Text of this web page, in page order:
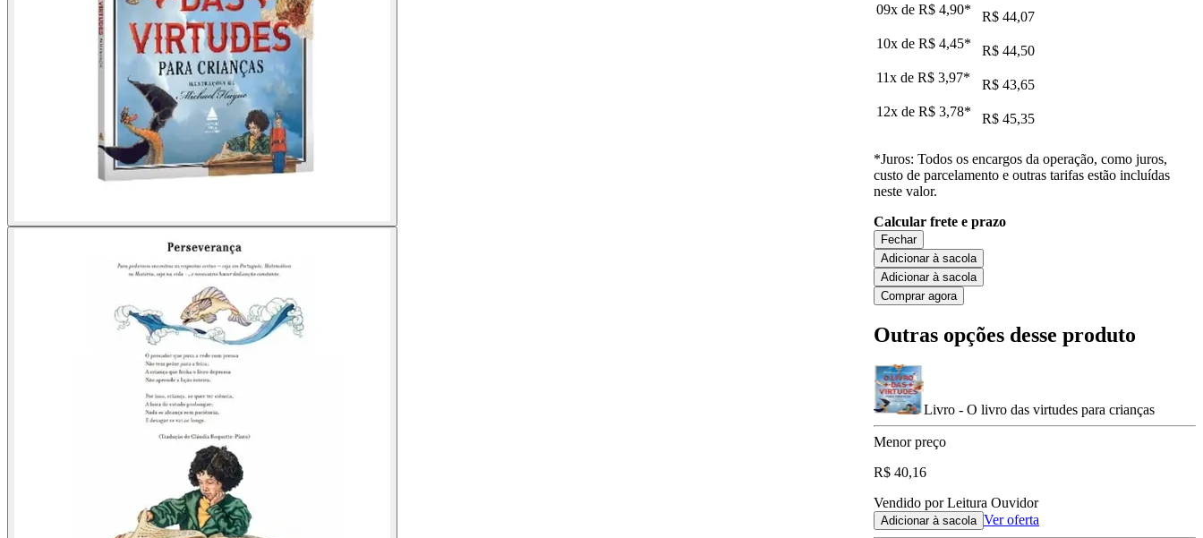
09x de R$ 4,90*
R$ 44,07
10x de R$ 4,45*
R$ 44,50
11x de R$ 3,97*
R$ 43,65
12x de R$ 3,78* R$ 45,35
*Juros: Todos os encargos da operação, como juros,
custo de parcelamento e outras tarifas estão incluídas
neste valor.
Calcular frete e prazo
Fechar
Adicionar à sacola
Adicionar à sacola
Comprar agora
Outras opções desse produto
Livro - O livro das virtudes para crianças
Menor preço
R$ 40,16
Vendido por Leitura Ouvidor
Adicionar à sacola Ver oferta